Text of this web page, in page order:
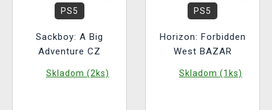
PS5
Sackboy: A Big
Adventure CZ
Skladom (2ks)
PS5
Horizon: Forbidden
West BAZAR
Skladom (1ks)